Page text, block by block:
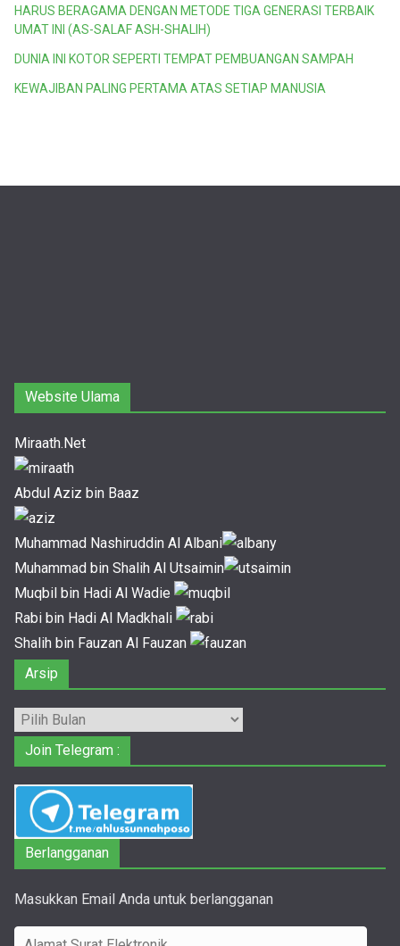
HARUS BERAGAMA DENGAN METODE TIGA GENERASI TERBAIK
UMAT INI (AS-SALAF ASH-SHALIH)
DUNIA INI KOTOR SEPERTI TEMPAT PEMBUANGAN SAMPAH
KEWAJIBAN PALING PERTAMA ATAS SETIAP MANUSIA
Website Ulama
Miraath.Net
Abdul Aziz bin Baaz
Muhammad Nashiruddin Al Albani
Muhammad bin Shalih Al Utsaimin
Muqbil bin Hadi Al Wadie
Rabi bin Hadi Al Madkhali
Shalih bin Fauzan Al Fauzan
Arsip
Arsip
Join Telegram :
Berlangganan
Masukkan Email Anda untuk berlangganan